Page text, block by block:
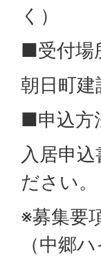
く）
■受付場
朝日町
■申込方
入居申
ださい。
※募集要
（中郷